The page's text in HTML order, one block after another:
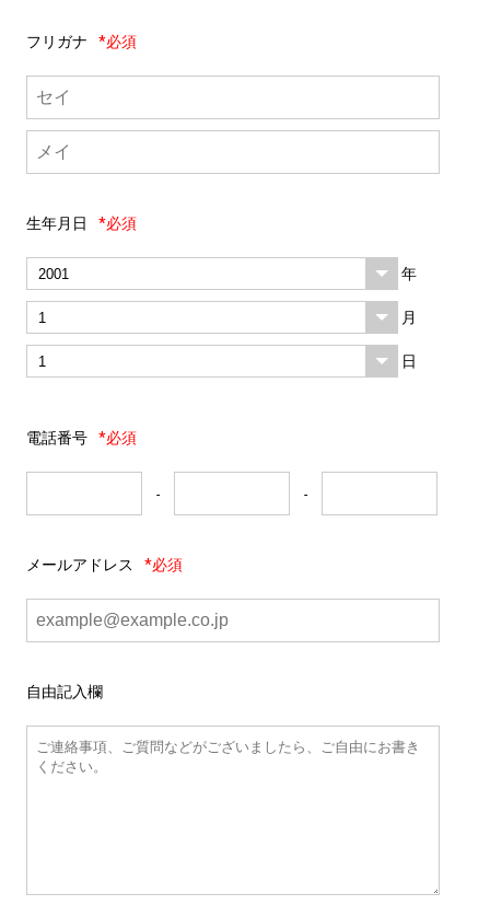
フリガナ *必須
生年月日 *必須
年
月
日
電話番号 *必須
- -
メールアドレス *必須
自由記入欄